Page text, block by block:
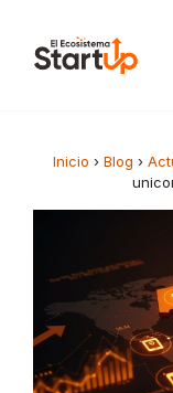
Inicio › Blog ›